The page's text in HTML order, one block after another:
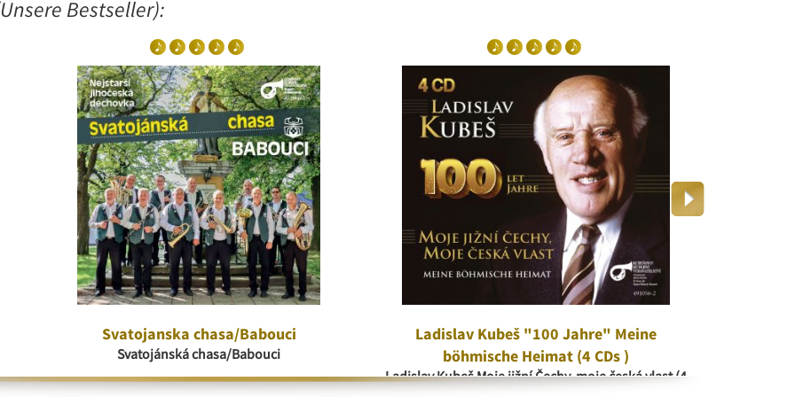
Bestseller):
Svatojanska chasa/Babouci
Svatojánská chasa/Babouci
Ladislav Kubeš "100 Jahre" Meine
böhmische Heimat (4 CDs )
Ladislav Kubeš Moje jižní Čechy, moje česká vlast (4